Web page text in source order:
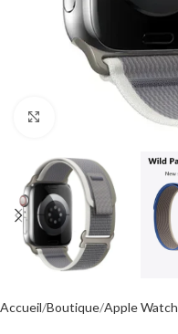
Cliquer pour agrandir
Accueil Boutique Apple Watch